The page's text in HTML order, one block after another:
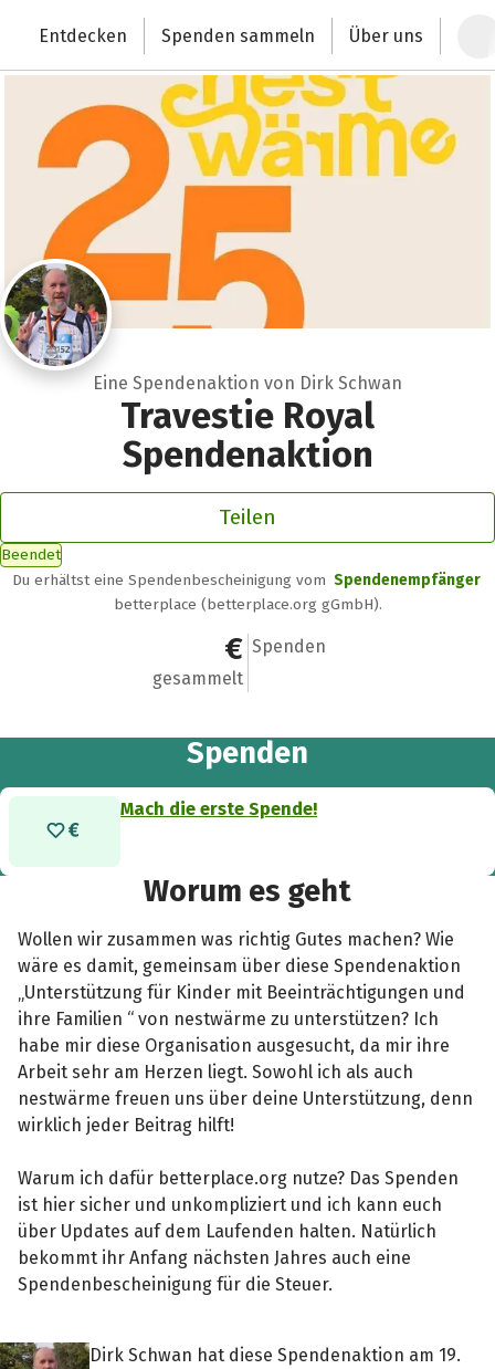
Deutschlands größte Spendenplattform
Entdecken Spenden sammeln Über uns
Eine Spendenaktion von Dirk Schwan
Travestie Royal
Spendenaktion
Teilen
Beendet
Du erhältst eine Spendenbescheinigung vom Spendenempfänger
betterplace (betterplace.org gGmbH).
0 €
gesammelt
0
Spenden
Spenden
Mach die erste Spende!
Worum es geht
Wollen wir zusammen was richtig Gutes machen? Wie
wäre es damit, gemeinsam über diese Spendenaktion
„Unterstützung für Kinder mit Beeinträchtigungen und
ihre Familien “ von nestwärme zu unterstützen? Ich
habe mir diese Organisation ausgesucht, da mir ihre
Arbeit sehr am Herzen liegt. Sowohl ich als auch
nestwärme freuen uns über deine Unterstützung, denn
wirklich jeder Beitrag hilft!
Warum ich dafür betterplace.org nutze? Das Spenden
ist hier sicher und unkompliziert und ich kann euch
über Updates auf dem Laufenden halten. Natürlich
bekommt ihr Anfang nächsten Jahres auch eine
Spendenbescheinigung für die Steuer.
Dirk Schwan hat diese Spendenaktion am 19.